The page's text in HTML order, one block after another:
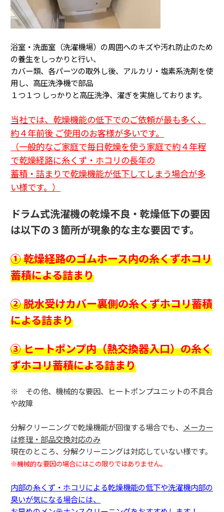
浴室・洗面室（洗濯機場）の周囲へのキズや汚れ防止のため
の養生をしっかりと行い、
カバー類、各パーツの取外し後、アルカリ・塩素系洗剤を使
用し、高圧洗浄機で部品
１つ１つ しっかりと高圧洗浄、濯ぎを実施しております。
当社では、乾燥機能の低下でのご依頼が最も多く、
約４年前後 ご使用のお客様が多いです。
（一般的なご家庭で毎日乾燥を使う家庭で約４年程
で乾燥経路に糸くず・ホコリの長年の
蓄積・詰まりで乾燥機能が低下してしまう場合が多
い様です。 ）
ドラム式洗濯機の乾燥不良・乾燥低下の要因
は以下の３箇所が現象的な主な要因です。
① 乾燥経路のゴムホース内の糸くずホコリ
蓄積による詰まり
② 脱水受けカバー裏側の糸くずホコリ蓄積
による詰まり
③ ヒートポンプ内（熱交換器入口）の糸く
ずホコリ蓄積による詰まり
※ その他、機械的な要因、ヒートポンプユニットの不具合
や故障
分解クリーニングで乾燥機能が回復する場合でも、
メーカー
は修理・部品交換対応のみ
現在のところ、分解クリーニングは対応していない様です。
※機械的な要因の場合にはこの限りではありません。
内部の糸くず・ホコリによる乾燥機能の低下や洗濯機内部の
臭いが気になる場合には、